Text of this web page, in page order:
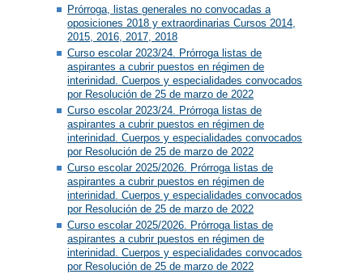
Prórroga, listas generales no convocadas a
oposiciones 2018 y extraordinarias Cursos 2014,
2015, 2016, 2017, 2018
Curso escolar 2023/24. Prórroga listas de
aspirantes a cubrir puestos en régimen de
interinidad. Cuerpos y especialidades convocados
por Resolución de 25 de marzo de 2022
Curso escolar 2023/24. Prórroga listas de
aspirantes a cubrir puestos en régimen de
interinidad. Cuerpos y especialidades convocados
por Resolución de 25 de marzo de 2022
Curso escolar 2025/2026. Prórroga listas de
aspirantes a cubrir puestos en régimen de
interinidad. Cuerpos y especialidades convocados
por Resolución de 25 de marzo de 2022
Curso escolar 2025/2026. Prórroga listas de
aspirantes a cubrir puestos en régimen de
interinidad. Cuerpos y especialidades convocados
por Resolución de 25 de marzo de 2022